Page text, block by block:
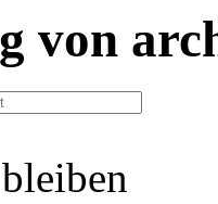
von